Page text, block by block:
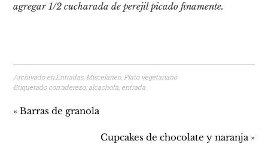
agregar 1/2 cucharada de perejil picado finamente.
Archivado en:Entradas,Miscelaneo,Plato vegetariano
Etiquetado con:aderezo, alcachofa, entrada
« Barras de granola
Cupcakes de chocolate y naranja »